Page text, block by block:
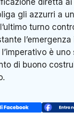
gli azzurri a
turno
è
di buono